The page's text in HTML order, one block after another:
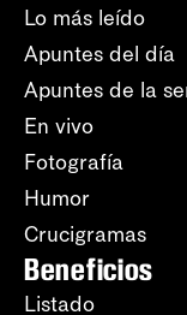
Lo más leído
Apuntes del día
Apuntes de la
En vivo
Fotografía
Humor
Crucigramas
Beneficios
Listado